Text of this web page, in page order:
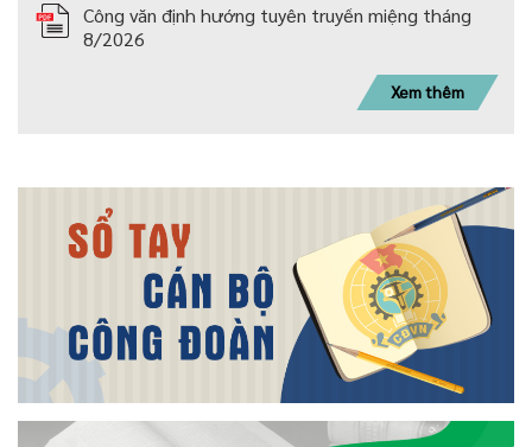
Công văn định hướng tuyên truyền miệng tháng
8/2026
Xem thêm